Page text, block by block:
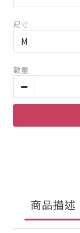
尺寸
數量
商品描述